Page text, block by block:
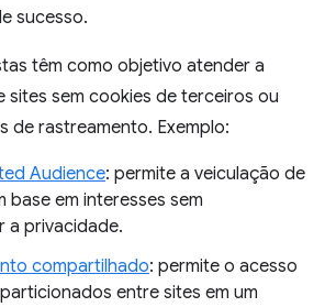
sucesso.
têm como objetivo atender a
sites sem cookies de terceiros ou
de rastreamento. Exemplo:
Audience: permite a veiculação de
base em interesses sem
a privacidade.
compartilhado: permite o acesso
entre sites em um